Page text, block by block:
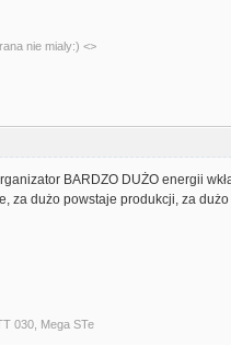
nie mialy:) <>
BARDZO DUŻO energii
za dużo powstaje produkcji, za
030, Mega STe